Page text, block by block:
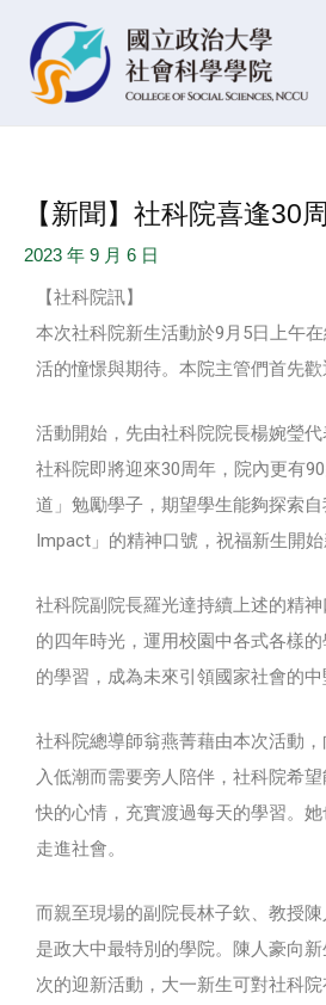
【新聞】社科院喜逢
2023 年 9 月 6 日
【社科院訊】
本次社科院新生活動於9月5日上午
活的憧憬與期待。本院主管們首先
活動開始，先由社科院院長楊婉瑩
社科院即將迎來30周年，院內更有
道」勉勵學子，期望學生能夠探索
Impact」的精神口號，祝福新生開始
社科院副院長羅光達持續上述的精
的四年時光，運用校園中各式各樣
的學習，成為未來引領國家社會的
社科院總導師翁燕菁藉由本次活動
入低潮而需要旁人陪伴，社科院希
快的心情，充實渡過每天的學習。
走進社會。
而親至現場的副院長林子欽、教授
是政大中最特別的學院。陳人豪向
次的迎新活動，大一新生可對社科
navigation